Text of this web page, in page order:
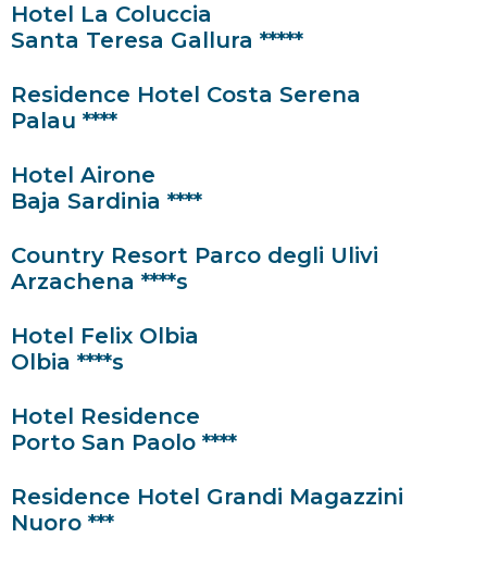
Hotel La Coluccia
Santa Teresa Gallura *****
Residence Hotel Costa Serena
Palau ****
Hotel Airone
Baja Sardinia ****
Country Resort Parco degli Ulivi
Arzachena ****s
Hotel Felix Olbia
Olbia ****s
Hotel Residence
Porto San Paolo ****
Residence Hotel Grandi Magazzini
Nuoro ***